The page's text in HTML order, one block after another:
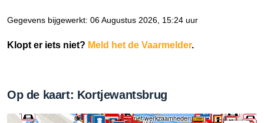
Gegevens bijgewerkt: 06 Augustus 2026, 15:24 uur
Klopt er iets niet? Meld het de Vaarmelder.
Op de kaart: Kortjewantsbrug
Gesloten in verband met werkzaamheden.